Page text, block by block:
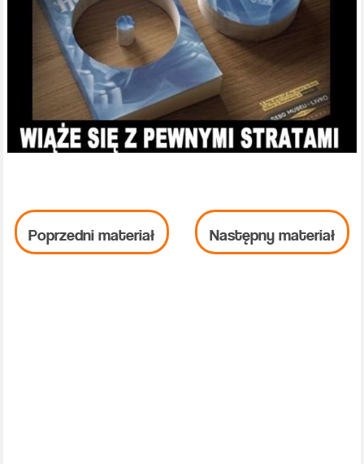
Poprzedni materiał Następny materiał